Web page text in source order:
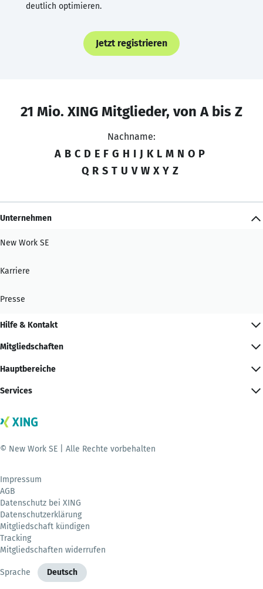
deutlich optimieren.
Jetzt registrieren
21 Mio. XING Mitglieder, von A bis Z
Nachname:
A B C D E F G H I J K L M N O P
Q R S T U V W X Y Z
Unternehmen
New Work SE
Karriere
Presse
Hilfe & Kontakt
Mitgliedschaften
Hauptbereiche
Services
© New Work SE | Alle Rechte vorbehalten
Impressum
AGB
Datenschutz bei XING
Datenschutzerklärung
Mitgliedschaft kündigen
Tracking
Mitgliedschaften widerrufen
Sprache Deutsch